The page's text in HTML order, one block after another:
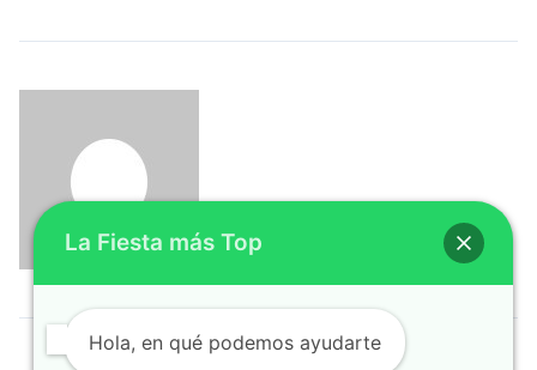
La Fiesta más Top
Hola, en qué podemos ayudarte